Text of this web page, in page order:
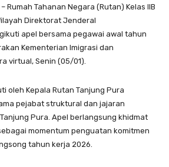
Rumah Tahanan Negara (Rutan) Kelas IIB
Direktorat Jenderal
apel bersama pegawai awal tahun
Kementerian Imigrasi dan
virtual, Senin (05/01).
oleh Kepala Rutan Tanjung Pura
pejabat struktural dan jajaran
Pura. Apel berlangsung khidmat
momentum penguatan komitmen
tahun kerja 2026.